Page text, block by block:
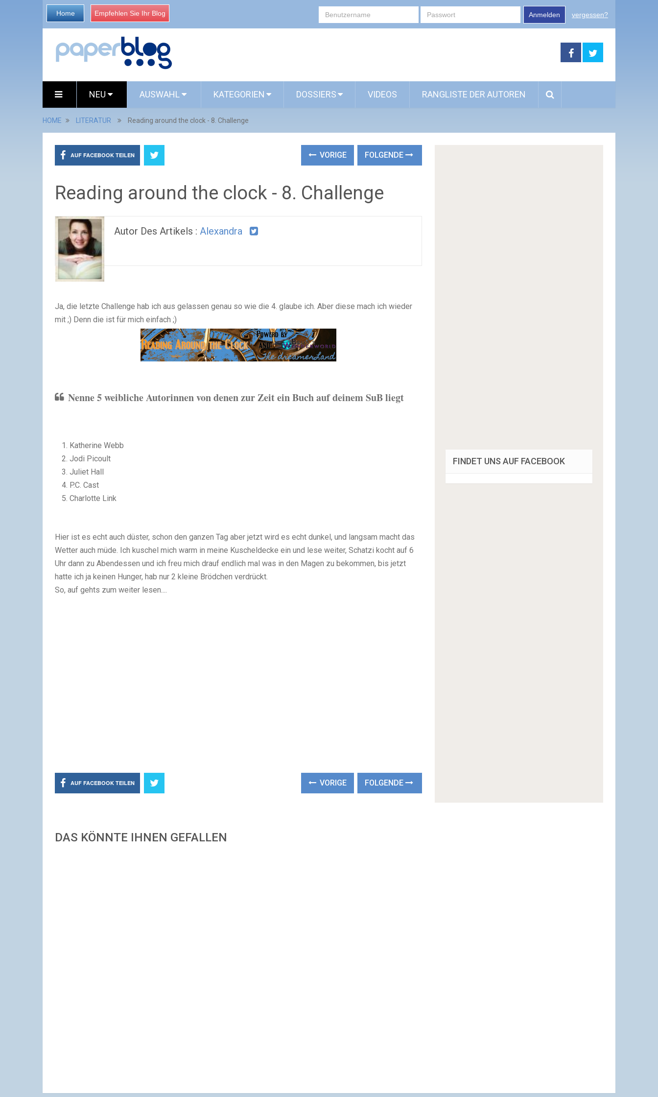
Home Empfehlen Sie Ihr Blog Anmelden vergessen?
NEU AUSWAHL KATEGORIEN DOSSIERS VIDEOS RANGLISTE DER AUTOREN
HOME LITERATUR Reading around the clock - 8. Challenge
AUF FACEBOOK TEILEN VORIGE FOLGENDE
Reading around the clock - 8. Challenge
Autor Des Artikels : Alexandra
Ja, die letzte Challenge hab ich aus gelassen genau so wie die 4. glaube ich. Aber diese mach ich wieder
mit ;) Denn die ist für mich einfach ;)
Nenne 5 weibliche Autorinnen von denen zur Zeit ein Buch auf deinem SuB liegt
Katherine Webb
Jodi Picoult
Juliet Hall
P.C. Cast
Charlotte Link
Hier ist es echt auch düster, schon den ganzen Tag aber jetzt wird es echt dunkel, und langsam macht das
Wetter auch müde. Ich kuschel mich warm in meine Kuscheldecke ein und lese weiter, Schatzi kocht auf 6
Uhr dann zu Abendessen und ich freu mich drauf endlich mal was in den Magen zu bekommen, bis jetzt
hatte ich ja keinen Hunger, hab nur 2 kleine Brödchen verdrückt.
So, auf gehts zum weiter lesen....
AUF FACEBOOK TEILEN VORIGE FOLGENDE
DAS KÖNNTE IHNEN GEFALLEN
FINDET UNS AUF FACEBOOK